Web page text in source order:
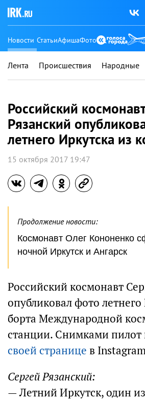
Новости СтатьиАфишаФото
Лента Происшествия Народные
Российский
Рязанский
летнего Иркутска из
15 октября 2017 19:47
Продолжение новости:
Космонавт Олег Кононенко
ночной Иркутск и Ангарск
Российский космонавт
опубликовал фото летнего
борта Международной
станции. Снимками пилот
своей странице в
Сергей Рязанский:
— Летний Иркутск, один